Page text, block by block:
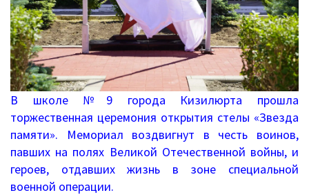
Информационные письма
Письма 2021-2023
Письма 2019-2020
Письма 2018-2019
Архив писем
План работы
земляков
увековечен
в
стенах
школы
В школе №9 города Кизилюрта прошла
торжественная церемония открытия стелы «Звезда
памяти». Мемориал воздвигнут в честь воинов,
павших на полях Великой Отечественной войны, и
героев, отдавших жизнь в зоне специальной
военной операции.